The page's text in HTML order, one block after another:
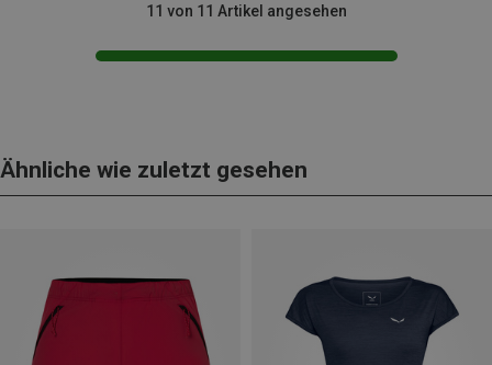
11 von 11 Artikel angesehen
Ähnliche wie zuletzt gesehen